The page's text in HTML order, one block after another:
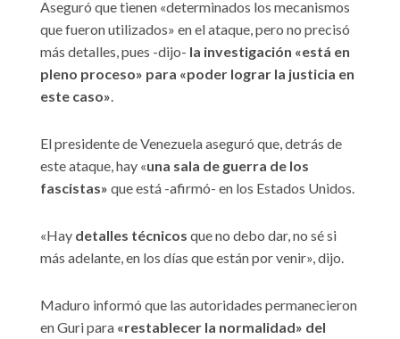
Aseguró que tienen «determinados los mecanismos
que fueron utilizados» en el ataque, pero no precisó
más detalles, pues -dijo- la investigación «está en
pleno proceso» para «poder lograr la justicia en
este caso».
El presidente de Venezuela aseguró que, detrás de
este ataque, hay «una sala de guerra de los
fascistas» que está -afirmó- en los Estados Unidos.
«Hay detalles técnicos que no debo dar, no sé si
más adelante, en los días que están por venir», dijo.
Maduro informó que las autoridades permanecieron
en Guri para «restablecer la normalidad» del